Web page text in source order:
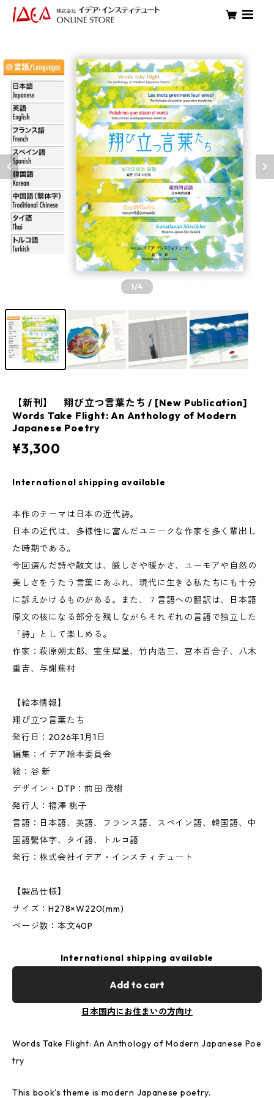
1/4
【新刊】 翔び立つ言葉たち / [New Publication]
Words Take Flight: An Anthology of Modern
Japanese Poetry
¥3,300
International shipping available
本作のテーマは日本の近代詩。
日本の近代は、多様性に富んだユニークな作家を多く輩出し
た時期である。
今回選んだ詩や散文は、厳しさや暖かさ、ユーモアや自然の
美しさをうたう言葉にあふれ、現代に生きる私たちにも十分
に訴えかけるものがある。また、７言語への翻訳は、日本語
原文の核になる部分を残しながらそれぞれの言語で独立した
「詩」として楽しめる。
作家：萩原朔太郎、室生犀星、竹内浩三、宮本百合子、八木
重吉、与謝蕪村
【絵本情報】
翔び立つ言葉たち
発行日：2026年1月1日
編集：イデア絵本委員会
絵：谷 新
デザイン・DTP：前田 茂樹
発行人：福澤 桃子
言語：日本語、英語、フランス語、スペイン語、韓国語、中
国語繫体字、タイ語、トルコ語
発行：株式会社イデア・インスティテュート
【製品仕様】
サイズ：H278×W220(mm)
ページ数：本文40P
International shipping available
Add to cart
日本国内にお住まいの方向け
Words Take Flight: An Anthology of Modern Japanese Poe
try
This book’s theme is modern Japanese poetry.